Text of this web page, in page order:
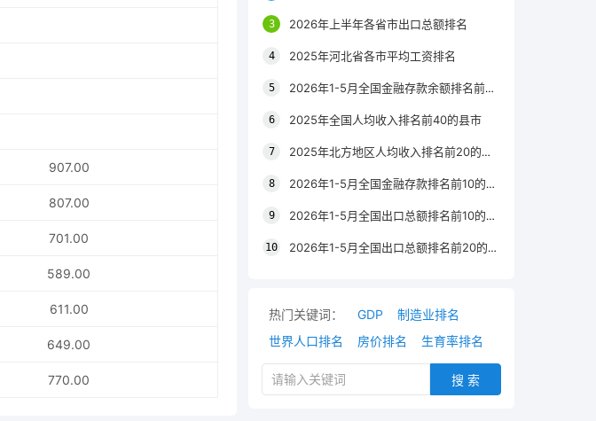
907.00
807.00
701.00
589.00
611.00
649.00
770.00
2026年上半年各省市出口总额排名
2025年河北省各市平均工资排名
2026年1-5月全国金融存款余额排名前20的城市
2025年全国人均收入排名前40的县市
2025年北方地区人均收入排名前20的城市
2026年1-5月全国金融存款排名前10的省份
2026年1-5月全国出口总额排名前10的省市
2026年1-5月全国出口总额排名前20的城市
热门关键词： GDP
制造业排名
世界人口排名
房价排名 生育率排名
搜 索